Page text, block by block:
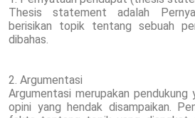
Thesis statement adalah
berisikan topik tentang sebuah
dibahas.
2. Argumentasi
Argumentasi merupakan pendukung
opini yang hendak disampaikan.